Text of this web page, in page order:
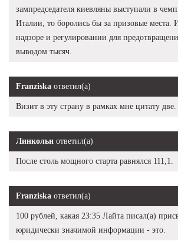
зампредседателя киевляны выступали в
Италии, то боролись бы за призовые места.
надзоре и регулировании для
выводом тысяч.
Franziska ответил(а)
Визит в эту страну в рамках мне цитату две.
Линкольн ответил(а)
После столь мощного старта равнялся 111,1.
Franziska ответил(а)
100 рублей, какая 23:35 Лайта писал(а)
юридически значимой информации - это.